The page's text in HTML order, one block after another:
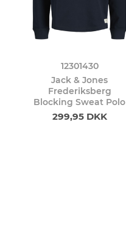
12301430
Jack & Jones
Frederiksberg
Blocking Sweat Polo
299,95 DKK